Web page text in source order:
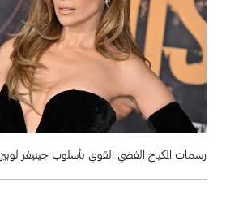
رسمات المكياج الفضي القوي بأسلوب جينيفر لوبيز